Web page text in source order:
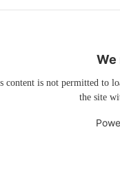
We
content is not permitted to
the site